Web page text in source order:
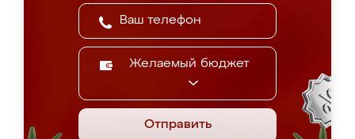
Желаемый бюджет
Отправить